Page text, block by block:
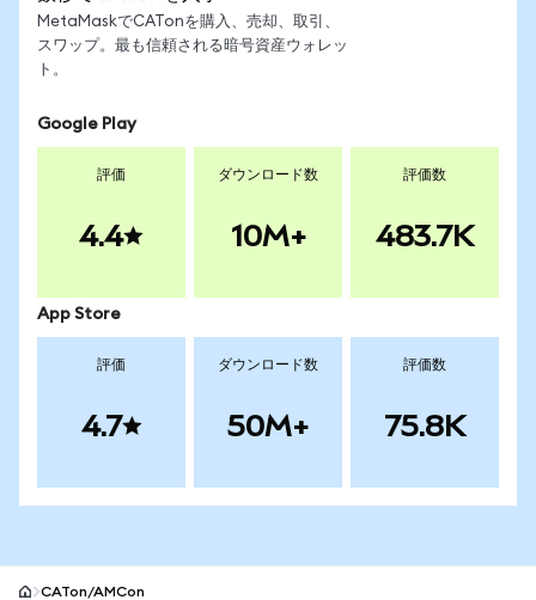
MetaMaskでCATonを購入、売却、取引、
スワップ。最も信頼される暗号資産ウォレッ
ト。
Google Play
評価
4.4
ダウンロード数
10M+
評価数
483.7K
App Store
評価
4.7
ダウンロード数
50M+
評価数
75.8K
CATon/AMCon